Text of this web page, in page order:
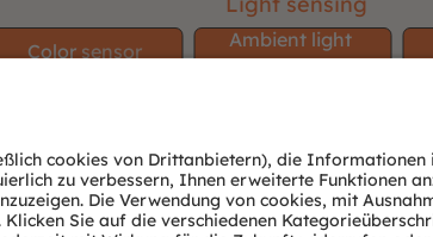
No ams OSRAM
offering
required
Ambient light
sensor
Color sensor